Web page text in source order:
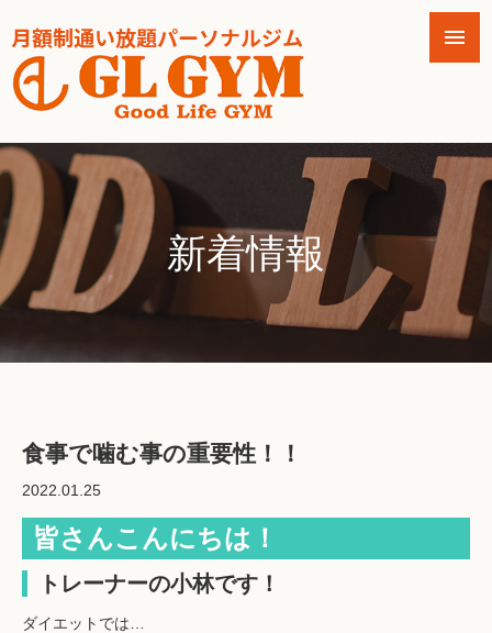
新着情報
食事で噛む事の重要性！！
2022.01.25
皆さんこんにちは！
トレーナーの小林です！
ダイエットでは…